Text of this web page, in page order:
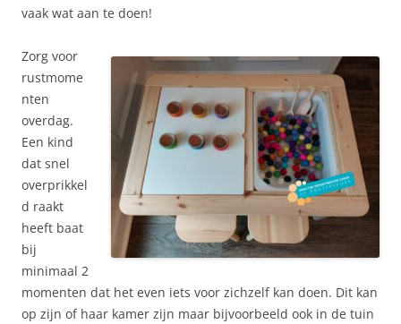
vaak wat aan te doen!
Zorg voor
rustmome
nten
overdag.
Een kind
dat snel
overprikkel
d raakt
heeft baat
bij
minimaal 2
momenten dat het even iets voor zichzelf kan doen. Dit kan
op zijn of haar kamer zijn maar bijvoorbeeld ook in de tuin